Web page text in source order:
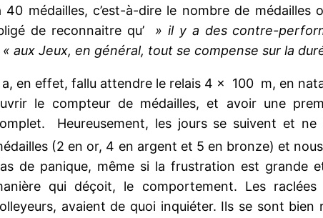
médailles, c’est-à-dire le nombre de
de reconnaitre qu’
» il y a des contre-
« aux Jeux, en général, tout se compense sur la
a, en effet, fallu attendre le relais 4 × 100 m, en
le compteur de médailles, et avoir une
Heureusement, les jours se suivent et ne
(2 en or, 4 en argent et 5 en bronze) et
de panique, même si la frustration est grande
qui déçoit, le comportement. Les
avaient de quoi inquiéter. Ils se sont